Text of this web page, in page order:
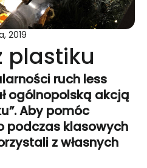
2019
plastiku
ruch less
ogólnopolską akcją
Aby pomóc
podczas klasowych
z własnych